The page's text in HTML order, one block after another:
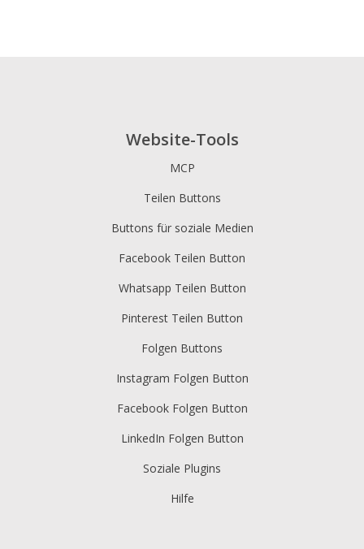
Website-Tools
MCP
Teilen Buttons
Buttons für soziale Medien
Facebook Teilen Button
Whatsapp Teilen Button
Pinterest Teilen Button
Folgen Buttons
Instagram Folgen Button
Facebook Folgen Button
LinkedIn Folgen Button
Soziale Plugins
Hilfe